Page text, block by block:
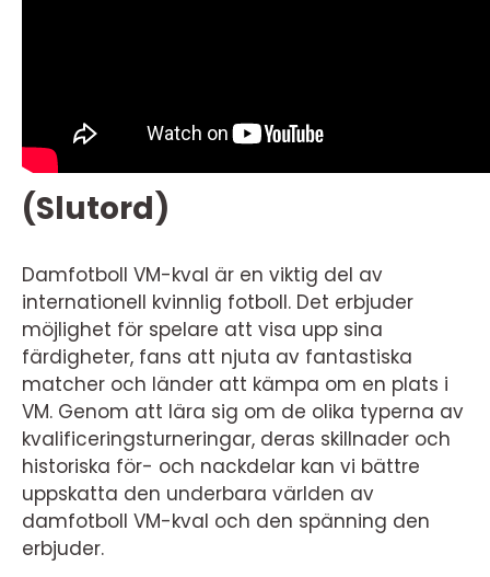
(Slutord)
Damfotboll VM-kval är en viktig del av
internationell kvinnlig fotboll. Det erbjuder
möjlighet för spelare att visa upp sina
färdigheter, fans att njuta av fantastiska
matcher och länder att kämpa om en plats i
VM. Genom att lära sig om de olika typerna av
kvalificeringsturneringar, deras skillnader och
historiska för- och nackdelar kan vi bättre
uppskatta den underbara världen av
damfotboll VM-kval och den spänning den
erbjuder.